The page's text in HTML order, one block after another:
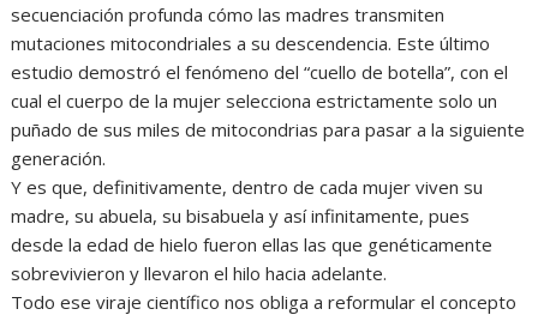
secuenciación profunda cómo las madres transmiten
mutaciones mitocondriales a su descendencia. Este último
estudio demostró el fenómeno del “cuello de botella”, con el
cual el cuerpo de la mujer selecciona estrictamente solo un
puñado de sus miles de mitocondrias para pasar a la siguiente
generación.
Y es que, definitivamente, dentro de cada mujer viven su
madre, su abuela, su bisabuela y así infinitamente, pues
desde la edad de hielo fueron ellas las que genéticamente
sobrevivieron y llevaron el hilo hacia adelante.
Todo ese viraje científico nos obliga a reformular el concepto